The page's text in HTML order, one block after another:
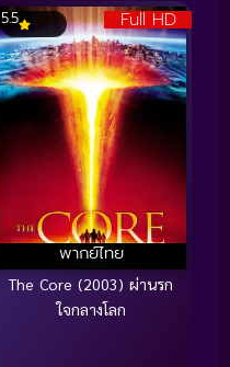
Full HD
พากย์ไทย
5.5
The Core (2003) ผ่านรก
ใจกลางโลก